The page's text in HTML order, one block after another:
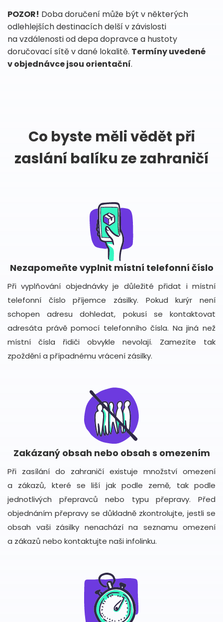
POZOR! Doba doručení může být v některých
odlehlejších destinacích delší v závislosti
na vzdálenosti od depa dopravce a hustoty
doručovací sítě v dané lokalitě. Termíny uvedené
v objednávce jsou orientační.
Co byste měli vědět při
zaslání balíku ze zahraničí
Nezapomeňte vyplnit místní telefonní číslo
Při vyplňování objednávky je důležité přidat i místní
telefonní číslo příjemce zásilky. Pokud kurýr není
schopen adresu dohledat, pokusí se kontaktovat
adresáta právě pomocí telefonního čísla. Na jiná než
místní čísla řidiči obvykle nevolají. Zamezíte tak
zpoždění a případnému vrácení zásilky.
Zakázaný obsah nebo obsah s omezením
Při zasílání do zahraničí existuje množství omezení
a zákazů, které se liší jak podle země, tak podle
jednotlivých přepravců nebo typu přepravy. Před
objednáním přepravy se důkladně zkontrolujte, jestli se
obsah vaši zásilky nenachází na seznamu omezení
a zákazů nebo kontaktujte naši infolinku.